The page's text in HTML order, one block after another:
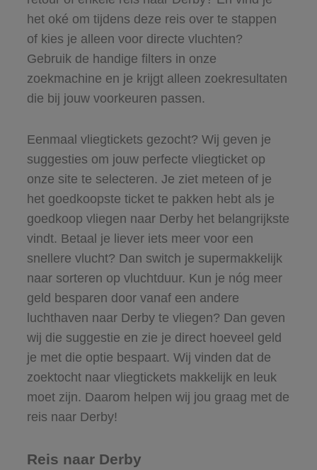
het oké om tijdens deze reis over te stappen
of kies je alleen voor directe vluchten?
Gebruik de handige filters in onze
zoekmachine en je krijgt alleen zoekresultaten
die bij jouw voorkeuren passen.
Eenmaal vliegtickets gezocht? Wij geven je
suggesties om jouw perfecte vliegticket op
onze site te selecteren. Je ziet meteen of je
het goedkoopste ticket te pakken hebt als je
goedkoop vliegen naar Derby het belangrijkste
vindt. Betaal je liever iets meer voor een
snellere vlucht? Dan switch je supermakkelijk
naar sorteren op vluchtduur. Kun je nóg meer
geld besparen door vanaf een andere
luchthaven naar Derby te vliegen? Dan geven
wij die suggestie en zie je direct hoeveel geld
je met die optie bespaart. Wij vinden dat de
zoektocht naar vliegtickets makkelijk en leuk
moet zijn. Daarom helpen wij jou graag met de
reis naar Derby!
Reis naar Derby